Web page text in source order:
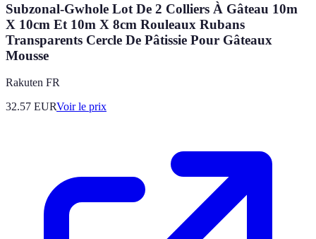
Subzonal-Gwhole Lot De 2 Colliers À Gâteau 10m
X 10cm Et 10m X 8cm Rouleaux Rubans
Transparents Cercle De Pâtissie Pour Gâteaux
Mousse
Rakuten FR
32.57 EURVoir le prix